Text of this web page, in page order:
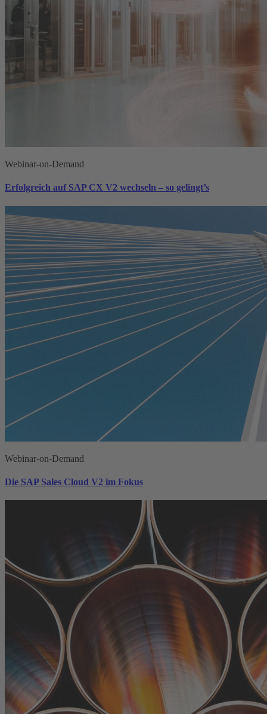
Webinar-on-Demand
Erfolgreich auf SAP CX V2 wechseln – so gelingt’s
Webinar-on-Demand
Die SAP Sales Cloud V2 im Fokus